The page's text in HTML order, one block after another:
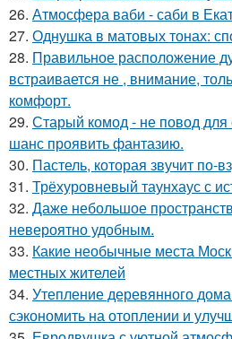
26. Атмосфера ваби - саби в
27. Однушка в матовых тонах:
28. Правильное расположение
встраивается не , внимание,
комфорт.
29. Старый комод - не повод для
шанс проявить фантазию.
30. Пастель, которая звучит по-
31. Трёхуровневый таунхаус с
32. Даже небольшое
невероятно удобным.
33. Какие необычные места
местных жителей
34. Утепление деревянного
сэкономить на отоплении и